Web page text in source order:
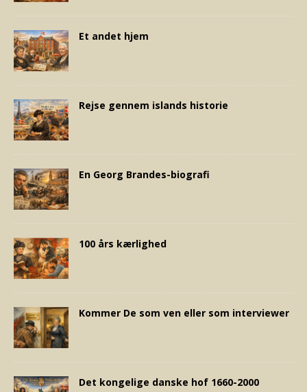
Et andet hjem
Rejse gennem islands historie
En Georg Brandes-biografi
100 års kærlighed
Kommer De som ven eller som interviewer
Det kongelige danske hof 1660-2000